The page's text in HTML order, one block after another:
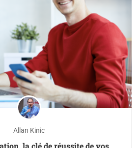
Allan Kinic
la clé de réussite de vos